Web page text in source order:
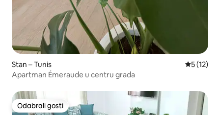
Stan – Tunis Prosječna
5 (12)
Apartman Émeraude u centru grada
Odabrali gosti
Odabrali gosti